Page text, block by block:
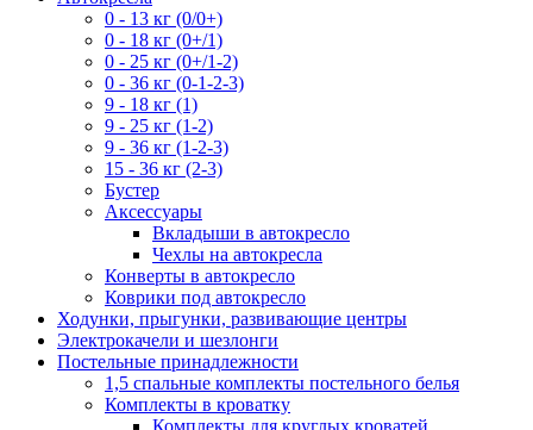
0 - 13 кг (0/0+)
0 - 18 кг (0+/1)
0 - 25 кг (0+/1-2)
0 - 36 кг (0-1-2-3)
9 - 18 кг (1)
9 - 25 кг (1-2)
9 - 36 кг (1-2-3)
15 - 36 кг (2-3)
Бустер
Аксессуары
Вкладыши в автокресло
Чехлы на автокресла
Конверты в автокресло
Коврики под автокресло
Ходунки, прыгунки, развивающие центры
Электрокачели и шезлонги
Постельные принадлежности
1,5 спальные комплекты постельного белья
Комплекты в кроватку
Комплекты для круглых кроватей